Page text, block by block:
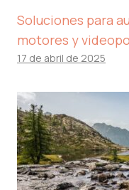
Soluciones para
motores y
17 de abril de 2025